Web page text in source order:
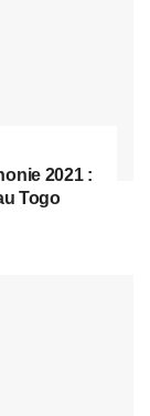
2021 :
Togo